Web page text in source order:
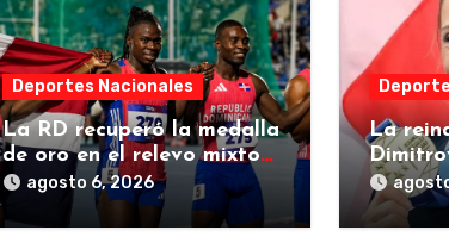
Deportes Nacionales
La RD recuperó la medalla
de oro en el relevo mixto
4×100 metros de los XXV
Juegos Centroamericanos
2026
agosto 6, 2026
La
página